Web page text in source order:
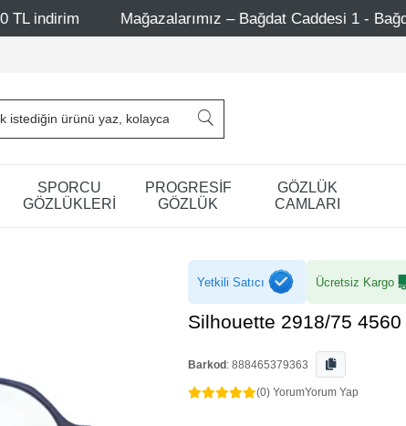
Mağazalarımız – Bağdat Caddesi 1 - Bağdat Caddesi 2 -
SPORCU
GÖZLÜKLERİ
PROGRESİF
GÖZLÜK
GÖZLÜK
CAMLARI
Yetkili Satıcı Ücretsiz Kargo
Silhouette 2918/75 4560
Barkod : 888465379363
(0) YorumYorum Yap